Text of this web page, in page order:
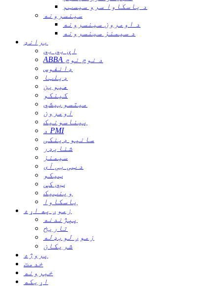
د یاسکاوا سرو سیسټم
سینسرونه
د اومرون سینسرونه
د سیمنز سینسرونه
برانډ
اې بي بي
ABBA د نوم نوم
ډانفوس
ډیلټا
هیوین
کینکو
میتسوبیشي
اومرون
پیناسونیک
د PMI
سانیو ډینکی
شنایډر
سیمنز
د ټی بی آی
ټیکو
ټي کې
وینټیک
یاسکاوا
زموږ په اړه
پېژندنه
تاریخ
زموږ لوبډله
شریکان
پروژه
خدمت
خبرونه
اړیکه